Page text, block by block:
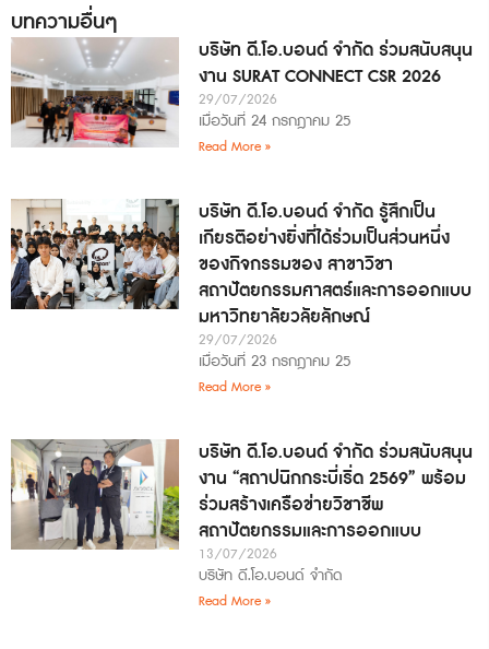
บทความอื่นๆ
บริษัท ดี.โอ.บอนด์ จำกัด ร่วมสนับสนุน
งาน SURAT CONNECT CSR 2026
29/07/2026
เมื่อวันที่ 24 กรกฎาคม 25
Read More »
บริษัท ดี.โอ.บอนด์ จำกัด รู้สึกเป็น
เกียรติอย่างยิ่งที่ได้ร่วมเป็นส่วนหนึ่ง
ของกิจกรรมของ สาขาวิชา
สถาปัตยกรรมศาสตร์และการออกแบบ
มหาวิทยาลัยวลัยลักษณ์
29/07/2026
เมื่อวันที่ 23 กรกฎาคม 25
Read More »
บริษัท ดี.โอ.บอนด์ จำกัด ร่วมสนับสนุน
งาน “สถาปนิกกระบี่เริ่ด 2569” พร้อม
ร่วมสร้างเครือข่ายวิชาชีพ
สถาปัตยกรรมและการออกแบบ
13/07/2026
บริษัท ดี.โอ.บอนด์ จำกัด
Read More »